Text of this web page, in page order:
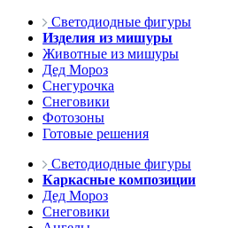
Светодиодные фигуры
Изделия из мишуры
Животные из мишуры
Дед Мороз
Снегурочка
Снеговики
Фотозоны
Готовые решения
Светодиодные фигуры
Каркасные композиции
Дед Мороз
Снеговики